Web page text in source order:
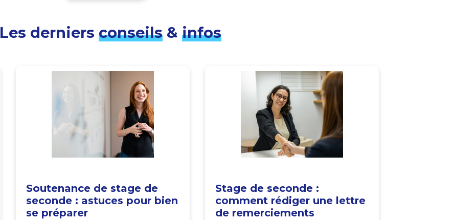
Les derniers conseils & infos
Soutenance de stage de
seconde : astuces pour bien
se préparer
Stage de seconde :
comment rédiger une lettre
de remerciements